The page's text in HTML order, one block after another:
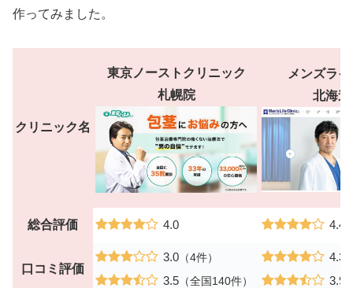
作ってみました。
クリニック名
東京ノーストクリニック
札幌院
メンズラ
北海
総合評価 4.0 4.4
口コミ評価
3.0 （4件）
3.5 （全国140件）
4.3
3.9